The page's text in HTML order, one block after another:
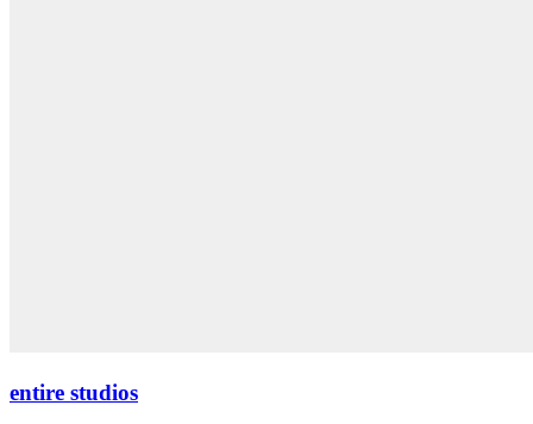
entire studios